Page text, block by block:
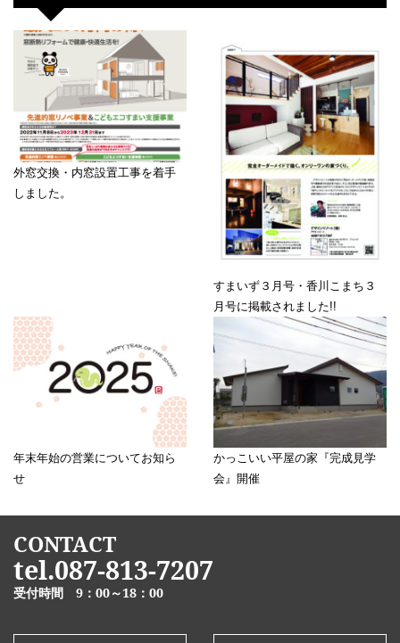
外窓交換・内窓設置工事を着手
しました。
すまいず３月号・香川こまち３
月号に掲載されました!!
年末年始の営業についてお知ら
せ
かっこいい平屋の家『完成見学
会』開催
CONTACT
tel.087-813-7207
受付時間 9：00～18：00